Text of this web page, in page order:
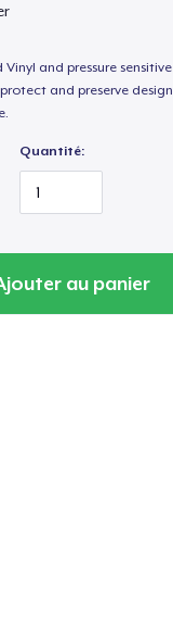
and pressure
and preserve
Quantité:
au panier